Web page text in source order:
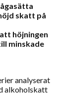
skatt på
höjningen
minskade
analyserat
alkoholskatt